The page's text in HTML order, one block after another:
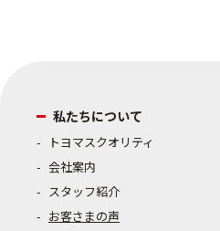
私たちについて
トヨマスクオリティ
会社案内
スタッフ紹介
お客さまの声